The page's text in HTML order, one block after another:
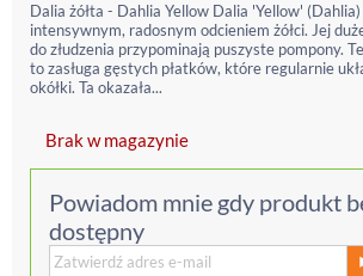
Dalia żółta - Dahlia Yellow Dalia 'Yellow'
intensywnym, radosnym odcieniem żółci. Jej
do złudzenia przypominają puszyste pompony.
to zasługa gęstych płatków, które regularnie
okółki. Ta okazała...
Brak w magazynie
Powiadom mnie gdy produkt
dostępny